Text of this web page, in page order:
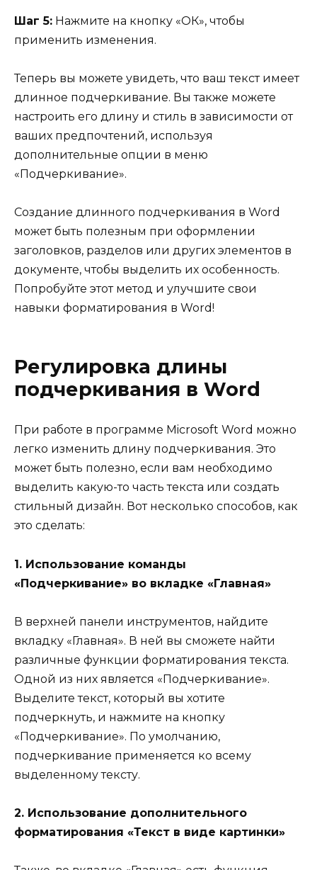
Шаг 5: Нажмите на кнопку «ОК», чтобы
применить изменения.
Теперь вы можете увидеть, что ваш текст имеет
длинное подчеркивание. Вы также можете
настроить его длину и стиль в зависимости от
ваших предпочтений, используя
дополнительные опции в меню
«Подчеркивание».
Создание длинного подчеркивания в Word
может быть полезным при оформлении
заголовков, разделов или других элементов в
документе, чтобы выделить их особенность.
Попробуйте этот метод и улучшите свои
навыки форматирования в Word!
Регулировка длины
подчеркивания в Word
При работе в программе Microsoft Word можно
легко изменить длину подчеркивания. Это
может быть полезно, если вам необходимо
выделить какую-то часть текста или создать
стильный дизайн. Вот несколько способов, как
это сделать:
1. Использование команды
«Подчеркивание» во вкладке «Главная»
В верхней панели инструментов, найдите
вкладку «Главная». В ней вы сможете найти
различные функции форматирования текста.
Одной из них является «Подчеркивание».
Выделите текст, который вы хотите
подчеркнуть, и нажмите на кнопку
«Подчеркивание». По умолчанию,
подчеркивание применяется ко всему
выделенному тексту.
2. Использование дополнительного
форматирования «Текст в виде картинки»